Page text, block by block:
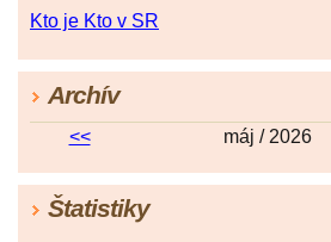
Kto je Kto v SR
Archív
<< máj / 2026
Štatistiky